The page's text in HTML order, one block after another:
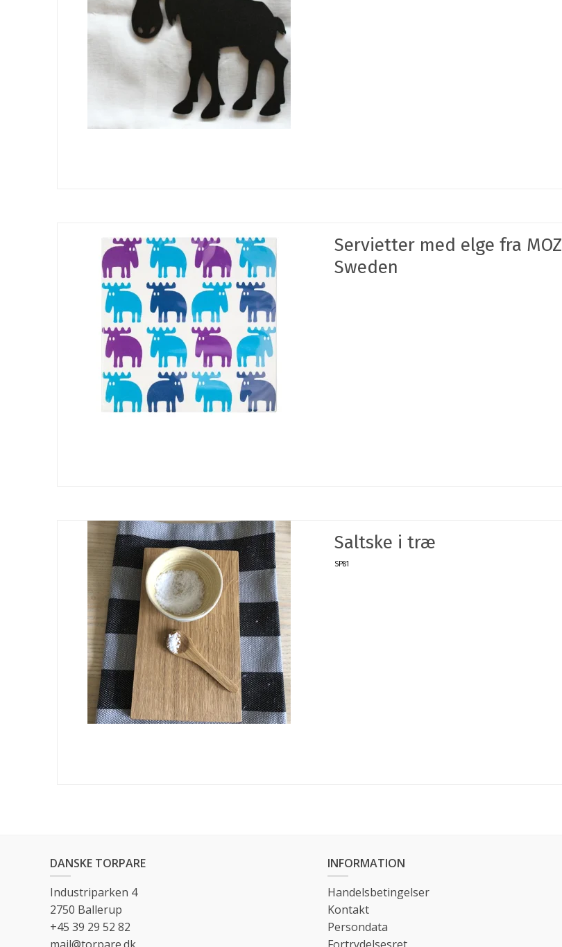
Servietter med elge fra MOZ
Sweden
Saltske i træ
SP81
DANSKE TORPARE
Industriparken 4
2750 Ballerup
+45 39 29 52 82
INFORMATION
Handelsbetingelser
Kontakt
Persondata